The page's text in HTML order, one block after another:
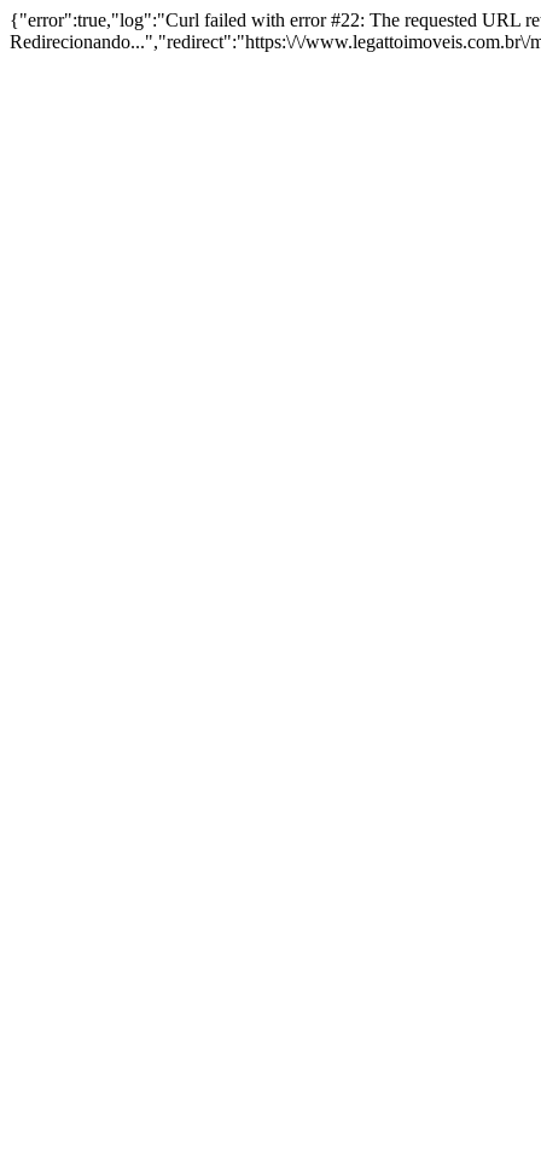
{"error":true,"log":"Curl failed with error #22: The requested URL
Redirecionando...","redirect":"https:\/\/www.legattoimoveis.com.br\/